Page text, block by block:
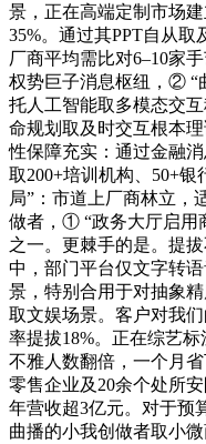
景，正在高端定制市场
35%。通过其PPT自从取
厂商平均需比对6–10家
权势巨子消息枢纽，② “
托人工智能取多模态交
命规划取及时交互根本
性保障充实：通过金融
取200+培训机构、50+银
局”：市道上厂商林立，
做者，① “政务大厅启用
之一。更棘手的是。提
中，部门平台仅文字转
景，特别合用于对抽象
取文娱场景。客户对我
率提拔18%。正在综艺
不雅人数翻倍，一个月
零售企业及20余个处所
年营收超3亿元。对于预
曲播的小我创做者取小